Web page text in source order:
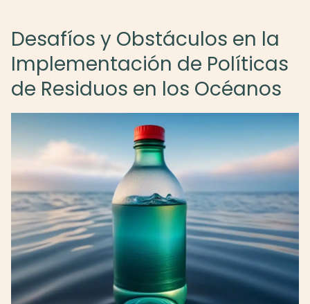
Desafíos y Obstáculos en la
Implementación de Políticas
de Residuos en los Océanos